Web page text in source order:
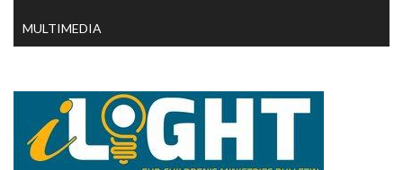
MULTIMEDIA